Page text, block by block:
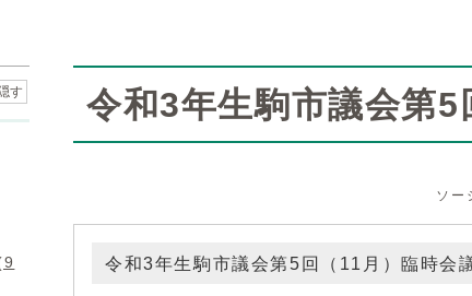
令和3年生駒市議会第
ソー
令和3年生駒市議会第5回（11月）臨時会
す